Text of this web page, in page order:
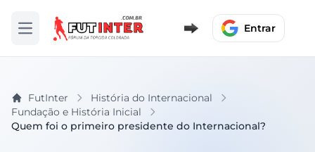
Abrir menu Entrar
FutInter
História do Internacional
Fundação e História Inicial
Quem foi o primeiro presidente do Internacional?